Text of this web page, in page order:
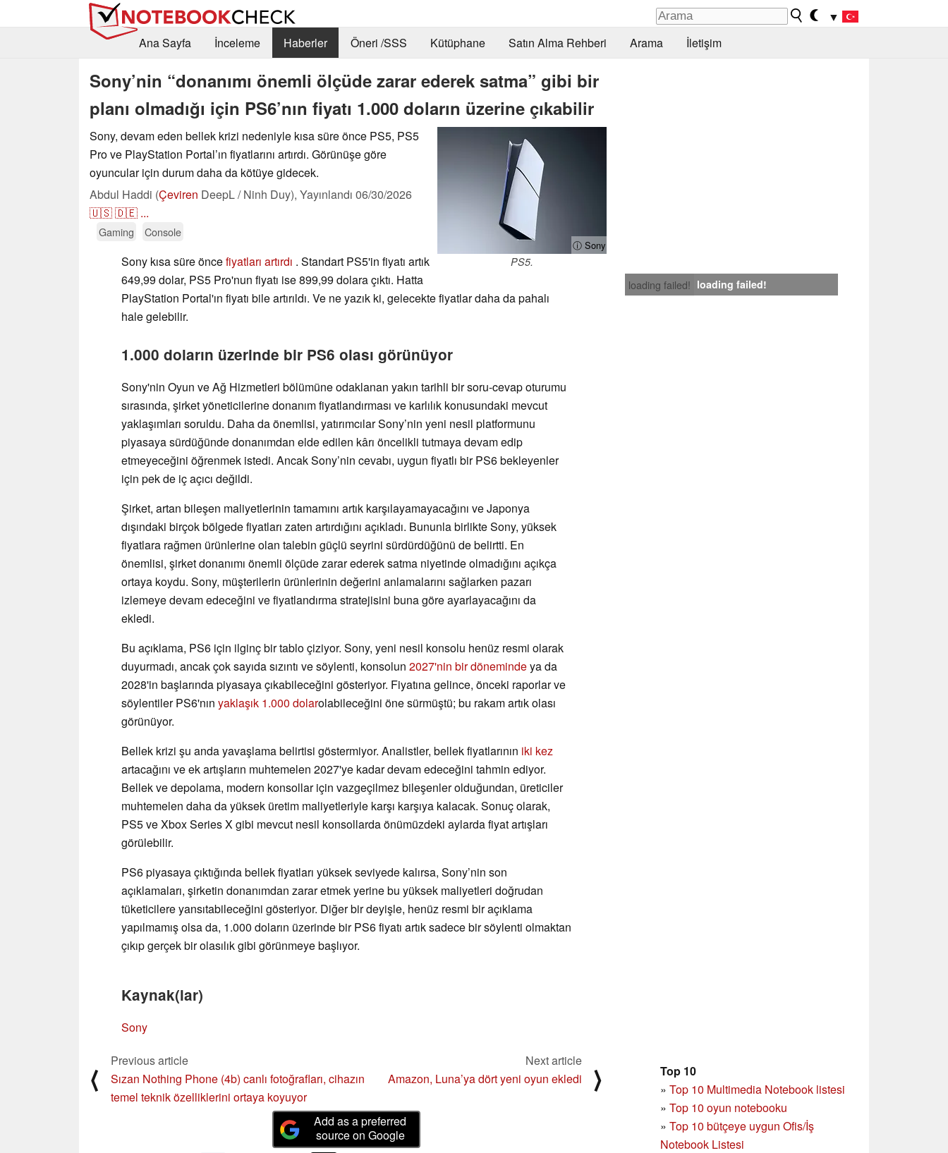
▼
Ana Sayfa
İnceleme Haberler Öneri /SSS Kütüphane Satın Alma Rehberi Arama İletişim
Sony’nin “donanımı önemli ölçüde zarar ederek satma” gibi bir
planı olmadığı için PS6’nın fiyatı 1.000 doların üzerine çıkabilir
ⓘ Sony
PS5.
Sony, devam eden bellek krizi nedeniyle kısa süre önce PS5, PS5
Pro ve PlayStation Portal’ın fiyatlarını artırdı. Görünüşe göre
oyuncular için durum daha da kötüye gidecek.
Abdul Haddi (Çeviren DeepL / Ninh Duy), Yayınlandı 06/30/2026
🇺🇸🇩🇪 ...
Gaming Console
loading failed! loading failed!
Sony kısa süre öncefiyatları artırdı . Standart PS5'in fiyatı artık
649,99 dolar, PS5 Pro'nun fiyatı ise 899,99 dolara çıktı. Hatta
PlayStation Portal'ın fiyatı bile artırıldı. Ve ne yazık ki, gelecekte fiyatlar daha da pahalı
hale gelebilir.
1.000 doların üzerinde bir PS6 olası görünüyor
Sony'nin Oyun ve Ağ Hizmetleri bölümüne odaklanan yakın tarihli bir soru-cevap oturumu
sırasında, şirket yöneticilerine donanım fiyatlandırması ve karlılık konusundaki mevcut
yaklaşımları soruldu. Daha da önemlisi, yatırımcılar Sony’nin yeni nesil platformunu
piyasaya sürdüğünde donanımdan elde edilen kârı öncelikli tutmaya devam edip
etmeyeceğini öğrenmek istedi. Ancak Sony’nin cevabı, uygun fiyatlı bir PS6 bekleyenler
için pek de iç açıcı değildi.
Şirket, artan bileşen maliyetlerinin tamamını artık karşılayamayacağını ve Japonya
dışındaki birçok bölgede fiyatları zaten artırdığını açıkladı. Bununla birlikte Sony, yüksek
fiyatlara rağmen ürünlerine olan talebin güçlü seyrini sürdürdüğünü de belirtti. En
önemlisi, şirket donanımı önemli ölçüde zarar ederek satma niyetinde olmadığını açıkça
ortaya koydu. Sony, müşterilerin ürünlerinin değerini anlamalarını sağlarken pazarı
izlemeye devam edeceğini ve fiyatlandırma stratejisini buna göre ayarlayacağını da
ekledi.
Bu açıklama, PS6 için ilginç bir tablo çiziyor. Sony, yeni nesil konsolu henüz resmi olarak
duyurmadı, ancak çok sayıda sızıntı ve söylenti, konsolun 2027'nin bir dönemindeya da
2028'in başlarında piyasaya çıkabileceğini gösteriyor. Fiyatına gelince, önceki raporlar ve
söylentiler PS6'nın yaklaşık 1.000 dolarolabileceğini öne sürmüştü; bu rakam artık olası
görünüyor.
Bellek krizi şu anda yavaşlama belirtisi göstermiyor. Analistler, bellek fiyatlarının iki kez
artacağını ve ek artışların muhtemelen 2027'ye kadar devam edeceğini tahmin ediyor.
Bellek ve depolama, modern konsollar için vazgeçilmez bileşenler olduğundan, üreticiler
muhtemelen daha da yüksek üretim maliyetleriyle karşı karşıya kalacak. Sonuç olarak,
PS5 ve Xbox Series X gibi mevcut nesil konsollarda önümüzdeki aylarda fiyat artışları
görülebilir.
PS6 piyasaya çıktığında bellek fiyatları yüksek seviyede kalırsa, Sony’nin son
açıklamaları, şirketin donanımdan zarar etmek yerine bu yüksek maliyetleri doğrudan
tüketicilere yansıtabileceğini gösteriyor. Diğer bir deyişle, henüz resmi bir açıklama
yapılmamış olsa da, 1.000 doların üzerinde bir PS6 fiyatı artık sadece bir söylenti olmaktan
çıkıp gerçek bir olasılık gibi görünmeye başlıyor.
Kaynak(lar)
Sony
Top 10
» Top 10 Multimedia Notebook listesi
» Top 10 oyun notebooku
» Top 10 bütçeye uygun Ofis/İş
Notebook Listesi
⟨
Previous article
Sızan Nothing Phone (4b) canlı fotoğrafları, cihazın
temel teknik özelliklerini ortaya koyuyor
Next article
Amazon, Luna’ya dört yeni oyun ekledi
⟩
Add as a preferred
source on Google